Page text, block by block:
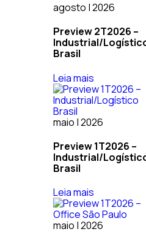
agosto | 2026
Preview 2T2026 –
Industrial/
Brasil
Leia mais
maio | 2026
Preview 1T2026 –
Industrial/
Brasil
Leia mais
maio | 2026